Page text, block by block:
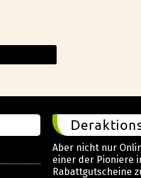
Aber nicht nur
einer der Pioniere
Rabattgutscheine